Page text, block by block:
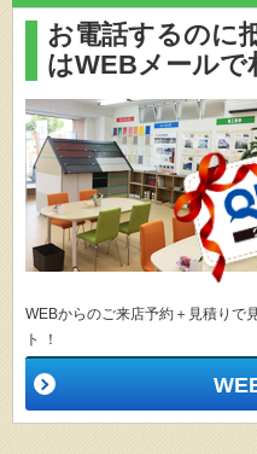
お電話するのに
はWEBメールで
WEBからのご来店予約＋見積りで
ト ！